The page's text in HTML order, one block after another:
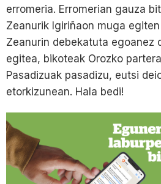
erromeria. Erromerian gauza
Zeanurik Igiriñaon muga
Zeanurin debekatuta egoanez
egitea, bikoteak Orozko
Pasadizuak pasadizu, eutsi
etorkizunean. Hala bedi!